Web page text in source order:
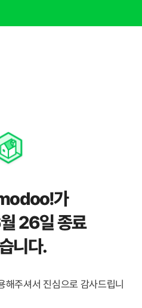
가
26일 종료
니다.
주셔서 진심으로 감사드립니